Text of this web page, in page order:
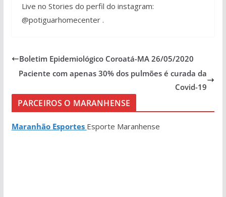
Live no Stories do perfil do instagram:
@potiguarhomecenter .
Boletim Epidemiológico Coroatá-MA 26/05/2020
Paciente com apenas 30% dos pulmões é curada da
Covid-19
PARCEIROS O MARANHENSE
Maranhão Esportes Esporte Maranhense